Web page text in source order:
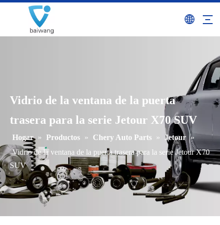
Vidrio de la ventana de la puerta
trasera para la serie Jetour X70 SUV
Hogar » Productos » Chery Auto Parts » Jetour »
Vidrio de la ventana de la puerta trasera para la serie Jetour X70
SUV